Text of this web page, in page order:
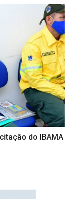
do IBAMA